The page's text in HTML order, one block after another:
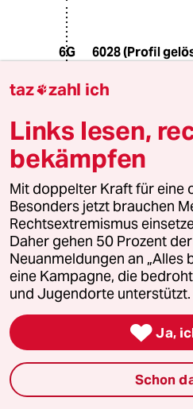
6G 6028 (Profil
@johannes
Allah!":
Was bedeutet
Geht es um die
die im Islam als
der mosaischen
unmittelbarer zu
tum; oder ist es
Verballhornung
Wille
81331 (Profil
26.07.2017,23:01
@johannes
...sind Sie
taz zahl ich
Links lesen,
bekämpfen
Mit doppelter Kraft für eine
Besonders jetzt brauchen
Rechtsextremismus
Daher gehen 50 Prozent
Neuanmeldungen an „Alles
eine Kampagne, die
und Jugendorte
 Ja,
Schon